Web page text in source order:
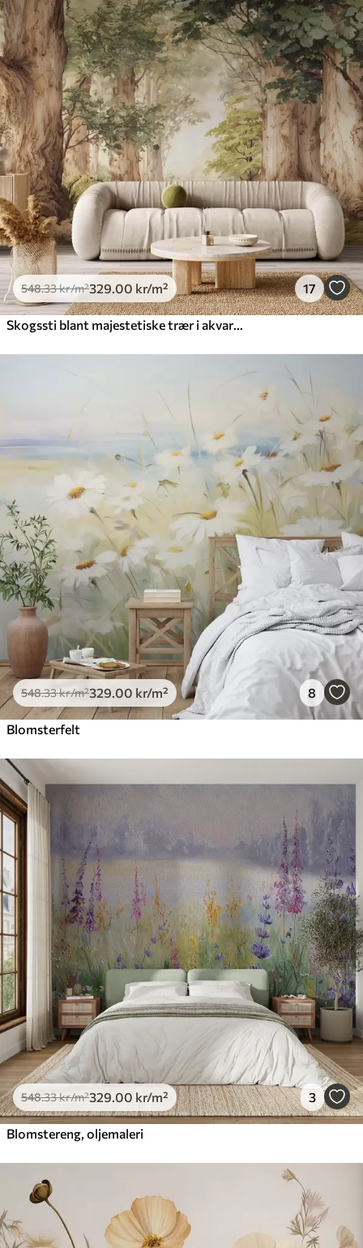
548.33kr/m²329 .00 kr/m² 17
548.33kr/m²329 .00 kr/m² 8
Blomsterfelt
548.33kr/m²329 .00 kr/m² 3
Blomstereng, oljemaleri